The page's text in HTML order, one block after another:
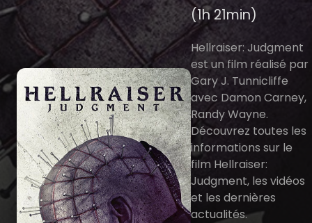
(1h 21min)
Hellraiser: Judgment
est un film réalisé par
Gary J. Tunnicliffe
avec Damon Carney,
Randy Wayne.
Découvrez toutes les
informations sur le
film Hellraiser:
Judgment, les vidéos
et les dernières
actualités.